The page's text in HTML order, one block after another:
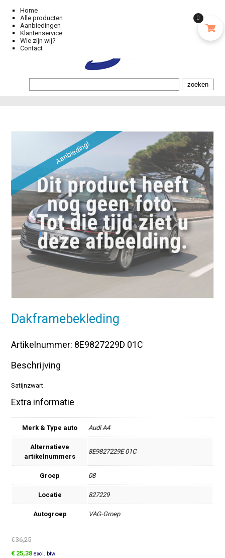
Home
Alle producten
Aanbiedingen
Klantenservice
Wie zijn wij?
Contact
Aanbieding!
Dakframebekleding
Artikelnummer: 8E9827229D 01C
Beschrijving
Satijnzwart
Extra informatie
Merk & Type auto Audi A4
Alternatieve
artikelnummers
8E9827229E 01C
Groep 08
Locatie 827229
Autogroep VAG-Groep
€36,25
Oorspronkelijke
€ 25,38Huidige
excl. btw
0